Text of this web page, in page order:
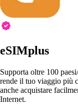
eSIMplus
Supporta oltre 100
rende il tuo viaggio più
anche acquistare
Internet.